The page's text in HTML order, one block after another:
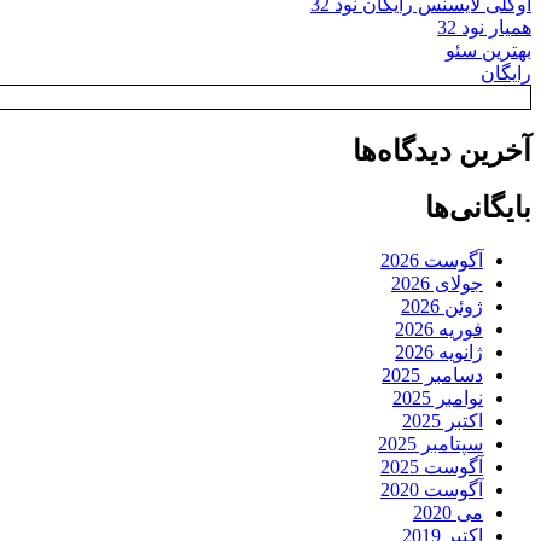
همیار نود 32
بهترین سئو
رایگان
آخرین دیدگاه‌ها
بایگانی‌ها
آگوست 2026
جولای 2026
ژوئن 2026
فوریه 2026
ژانویه 2026
دسامبر 2025
نوامبر 2025
اکتبر 2025
سپتامبر 2025
آگوست 2025
آگوست 2020
می 2020
اکتبر 2019